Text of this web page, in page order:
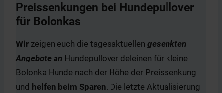
Preissenkungen bei Hundepullover
für Bolonkas
Wir zeigen euch die tagesaktuellen gesenkten
Angebote an Hundepullover deleinen für kleine
Bolonka Hunde nach der Höhe der Preissenkung
und helfen beim Sparen. Die letzte Aktualisierung